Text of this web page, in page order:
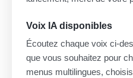
Voix IA disponibles
Écoutez chaque voix ci-
que vous souhaitez pour
menus multilingues,